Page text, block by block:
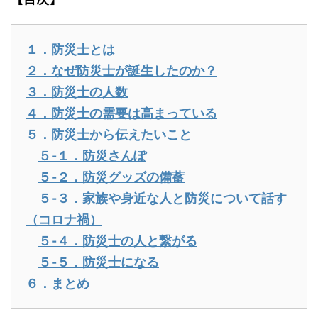
１．防災士とは
２．なぜ防災士が誕生したのか？
３．防災士の人数
４．防災士の需要は高まっている
５．防災士から伝えたいこと
５-１．防災さんぽ
５-２．防災グッズの備蓄
５-３．家族や身近な人と防災について話す
（コロナ禍）
５-４．防災士の人と繋がる
５-５．防災士になる
６．まとめ